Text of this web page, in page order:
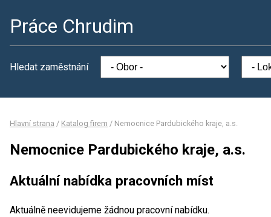
Práce Chrudim
Hledat zaměstnání
Hlavní strana / Katalog firem / Nemocnice Pardubického kraje, a.s.
Nemocnice Pardubického kraje, a.s.
Aktuální nabídka pracovních míst
Aktuálně neevidujeme žádnou pracovní nabídku.